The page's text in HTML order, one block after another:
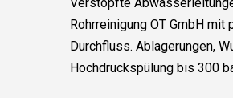
Rohrreinigung OT GmbH
Durchfluss. Ablagerungen,
Hochdruckspülung bis 300